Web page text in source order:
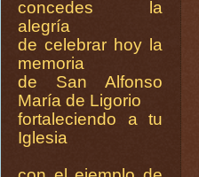
concedes la
alegría
de celebrar hoy la
memoria
de San Alfonso
María de Ligorio
fortaleciendo a tu
Iglesia